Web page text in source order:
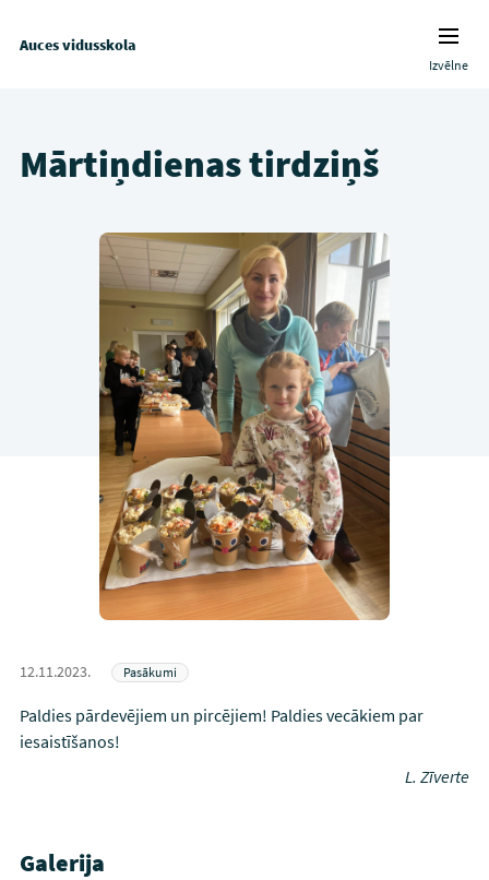
Auces vidusskola
Izvēlne
Mārtiņdienas tirdziņš
12.11.2023. Pasākumi
Paldies pārdevējiem un pircējiem! Paldies vecākiem par
iesaistīšanos!
L. Zīverte
Galerija